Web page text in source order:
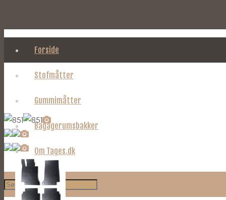
Forside
Stofmåtter
Gummimåtter
Bagagerumsbakker
Om Tages.dk